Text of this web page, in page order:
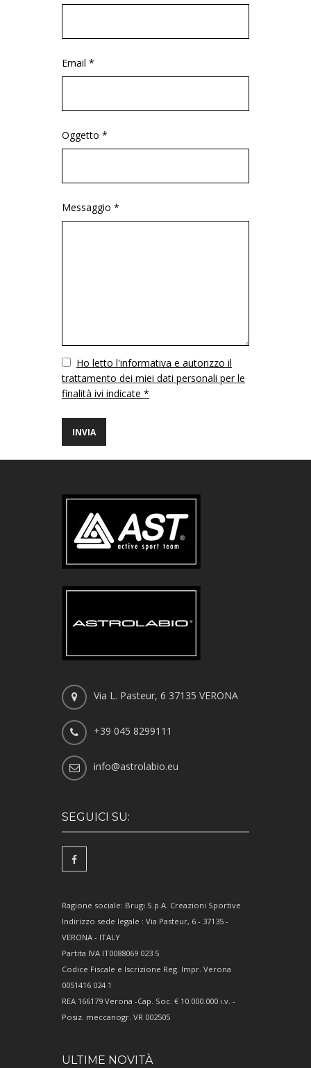
Email *
Oggetto *
Messaggio *
VuotoHo letto l'informativa e autorizzo il
trattamento dei miei dati personali per le
finalità ivi indicate *
Via L. Pasteur, 6 37135 VERONA
+39 045 8299111
info@astrolabio.eu
SEGUICI SU:
Ragione sociale: Brugi S.p.A. Creazioni Sportive
Indirizzo sede legale : Via Pasteur, 6 - 37135 -
VERONA - ITALY
Partita IVA IT0088069 023 5
Codice Fiscale e Iscrizione Reg. Impr. Verona
0051416 024 1
REA 166179 Verona -Cap. Soc. € 10.000.000 i.v. -
Posiz. meccanogr. VR 002505
ULTIME NOVITÀ